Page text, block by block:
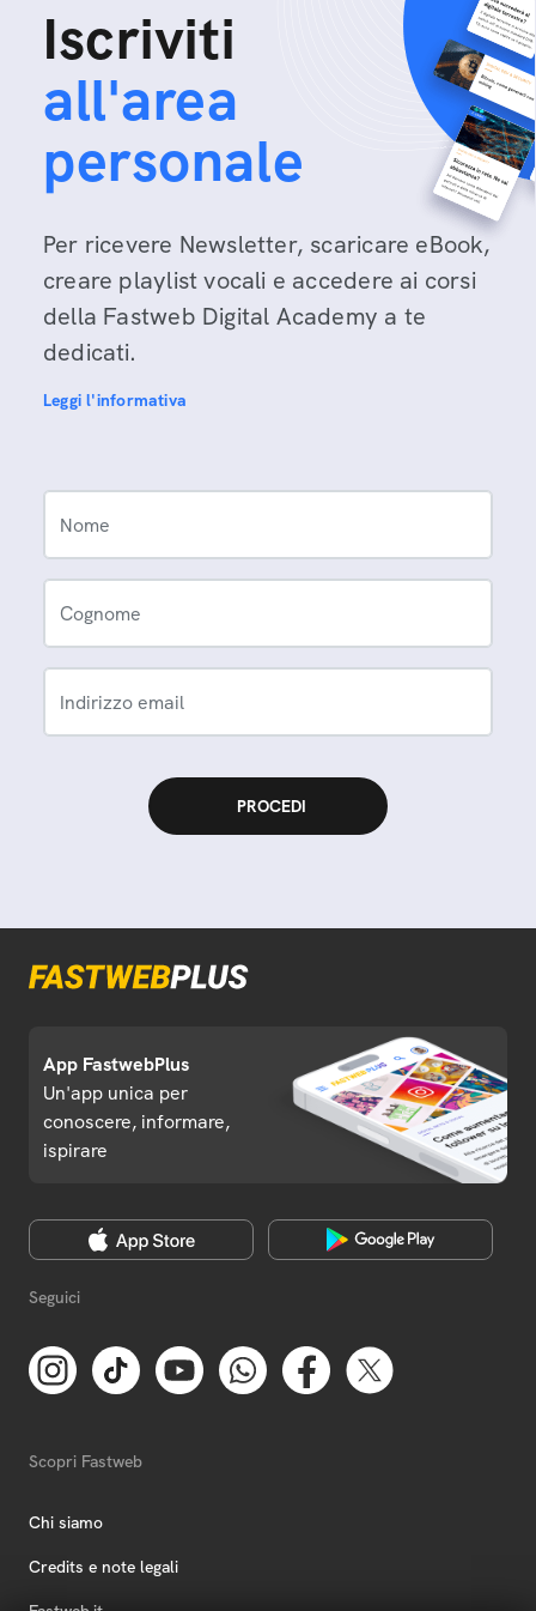
Iscriviti
all'area
personale
Per ricevere Newsletter, scaricare eBook,
creare playlist vocali e accedere ai corsi
della Fastweb Digital Academy a te
dedicati.
Leggi l'informativa
Nome
Cognome
Indirizzo email
App FastwebPlus
Un'app unica per
conoscere, informare,
ispirare
Seguici
Scopri Fastweb
Chi siamo
Credits e note legali